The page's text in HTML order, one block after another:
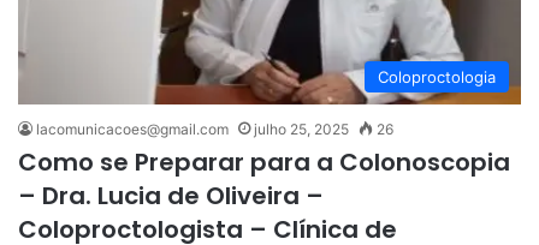
Coloproctologia
lacomunicacoes@gmail.com julho 25, 2025 26
Como se Preparar para a Colonoscopia
– Dra. Lucia de Oliveira –
Coloproctologista – Clínica de